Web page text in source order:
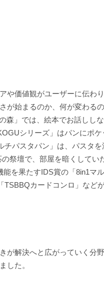
価値観がユーザーに伝わ
が始まるのか、何が変わる
」では、絵本でお話しし
シリーズ」はパンにポ
パスタパン」は、パスタ
祭壇で、部屋を暗くしてい
を果たすIDS賞の「8in1マ
カードコンロ」など
が解決へと広がっていく分
した。